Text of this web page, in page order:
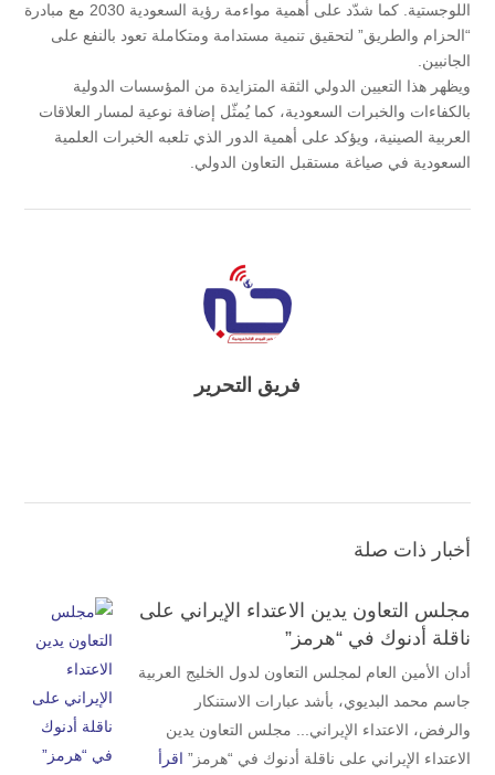
اللوجستية. كما شدّد على أهمية مواءمة رؤية السعودية 2030 مع مبادرة
“الحزام والطريق” لتحقيق تنمية مستدامة ومتكاملة تعود بالنفع على
الجانبين.
ويظهر هذا التعيين الدولي الثقة المتزايدة من المؤسسات الدولية
بالكفاءات والخبرات السعودية، كما يُمثّل إضافة نوعية لمسار العلاقات
العربية الصينية، ويؤكد على أهمية الدور الذي تلعبه الخبرات العلمية
السعودية في صياغة مستقبل التعاون الدولي.
فريق التحرير
أخبار ذات صلة
مجلس التعاون يدين الاعتداء الإيراني على
ناقلة أدنوك في “هرمز”
أدان الأمين العام لمجلس التعاون لدول الخليج العربية
جاسم محمد البديوي، بأشد عبارات الاستنكار
والرفض، الاعتداء الإيراني... مجلس التعاون يدين
الاعتداء الإيراني على ناقلة أدنوك في “هرمز” اقرأ